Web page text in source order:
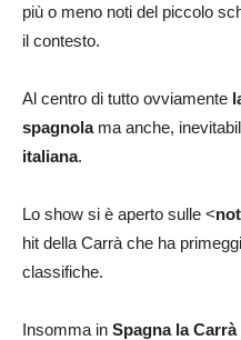
più o meno noti del piccolo
il contesto.
Al centro di tutto ovviamente
spagnola ma anche,
italiana.
Lo show si è aperto sulle <
hit della Carrà che ha
classifiche.
Insomma in Spagna la Carrà